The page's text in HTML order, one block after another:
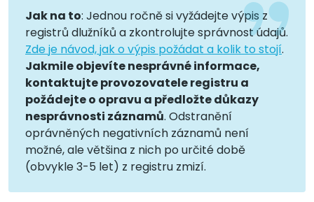
Jak na to: Jednou ročně si vyžádejte výpis z
registrů dlužníků a zkontrolujte správnost údajů.
Zde je návod, jak o výpis požádat a kolik to stojí.
Jakmile objevíte nesprávné informace,
kontaktujte provozovatele registru a
požádejte o opravu a předložte důkazy
nesprávnosti záznamů. Odstranění
oprávněných negativních záznamů není
možné, ale většina z nich po určité době
(obvykle 3-5 let) z registru zmizí.